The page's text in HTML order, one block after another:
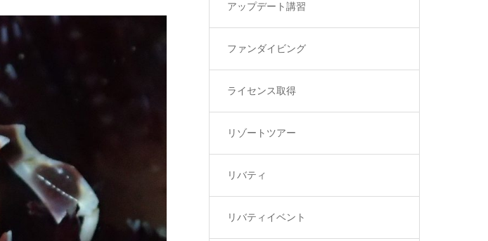
アップデート講習
ファンダイビング
ライセンス取得
リゾートツアー
リバティ
リバティイベント